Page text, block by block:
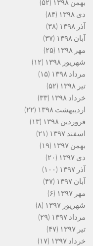
بهمن ۱۳۹۸
(۵۲)
دی ۱۳۹۸
(۸۴)
آذر ۱۳۹۸
(۳۸)
آبان ۱۳۹۸
(۳۷)
مهر ۱۳۹۸
(۲۵)
شهریور ۱۳۹۸
(۱۲)
مرداد ۱۳۹۸
(۱۵)
تیر ۱۳۹۸
(۵۲)
خرداد ۱۳۹۸
(۳۳)
اردیبهشت ۱۳۹۸
(۲۲)
فروردین ۱۳۹۸
(۱۳)
اسفند ۱۳۹۷
(۲۱)
بهمن ۱۳۹۷
(۱۹)
دی ۱۳۹۷
(۲۰)
آذر ۱۳۹۷
(۱۰۰)
آبان ۱۳۹۷
(۴۷)
مهر ۱۳۹۷
(۶)
شهریور ۱۳۹۷
(۸)
مرداد ۱۳۹۷
(۲۹)
تیر ۱۳۹۷
(۴۷)
خرداد ۱۳۹۷
(۱۷)